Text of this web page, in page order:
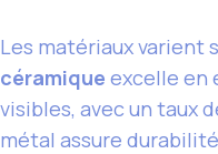
Les matériaux varient
céramique excelle en
visibles, avec un taux
métal assure